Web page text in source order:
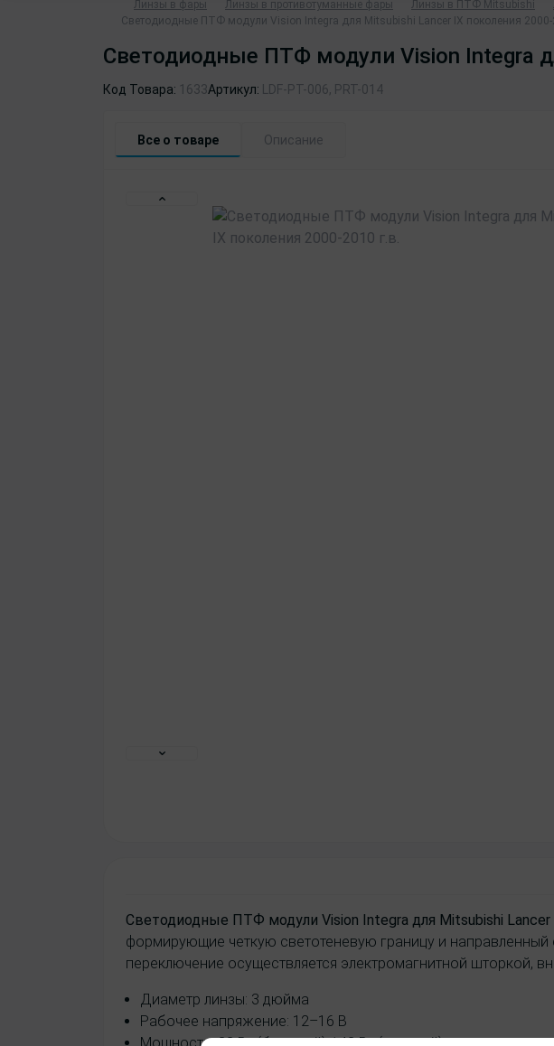
Линзы в фары Линзы в противотуманные фары Линзы в ПТФ Mitsubishi
Светодиодные ПТФ модули Vision Integra для Mitsubishi Lancer IX поколения 2000-
Светодиодные ПТФ модули Vision Integra
Код Товара: 1633Артикул: LDF-PT-006, PRT-014
Все о товаре Описание
Светодиодные ПТФ модули Vision Integra для Mitsubishi Lancer
формирующие четкую светотеневую границу и
переключение осуществляется электромагнитной шторкой,
Диаметр линзы: 3 дюйма
Рабочее напряжение: 12–16 В